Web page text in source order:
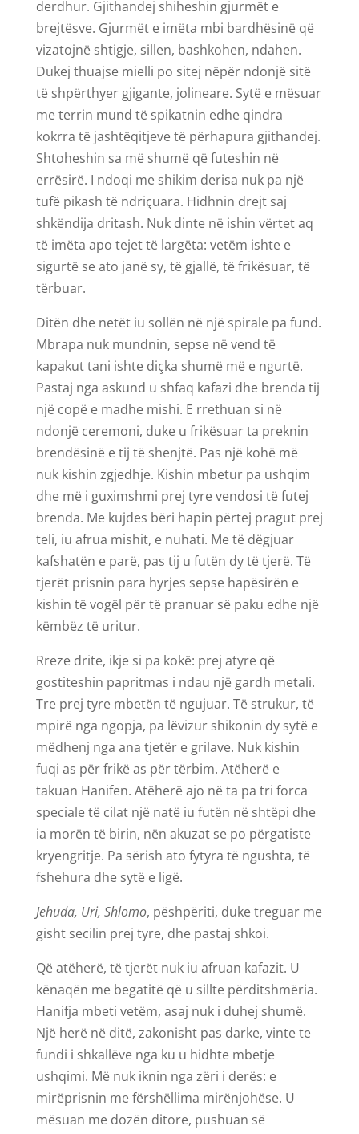
derdhur. Gjithandej shiheshin gjurmët e
brejtësve. Gjurmët e imëta mbi bardhësinë që
vizatojnë shtigje, sillen, bashkohen, ndahen.
Dukej thuajse mielli po sitej nëpër ndonjë sitë
të shpërthyer gjigante, jolineare. Sytë e mësuar
me terrin mund të spikatnin edhe qindra
kokrra të jashtëqitjeve të përhapura gjithandej.
Shtoheshin sa më shumë që futeshin në
errësirë. I ndoqi me shikim derisa nuk pa një
tufë pikash të ndriçuara. Hidhnin drejt saj
shkëndija dritash. Nuk dinte në ishin vërtet aq
të imëta apo tejet të largëta: vetëm ishte e
sigurtë se ato janë sy, të gjallë, të frikësuar, të
tërbuar.
Ditën dhe netët iu sollën në një spirale pa fund.
Mbrapa nuk mundnin, sepse në vend të
kapakut tani ishte diçka shumë më e ngurtë.
Pastaj nga askund u shfaq kafazi dhe brenda tij
një copë e madhe mishi. E rrethuan si në
ndonjë ceremoni, duke u frikësuar ta preknin
brendësinë e tij të shenjtë. Pas një kohë më
nuk kishin zgjedhje. Kishin mbetur pa ushqim
dhe më i guximshmi prej tyre vendosi të futej
brenda. Me kujdes bëri hapin përtej pragut prej
teli, iu afrua mishit, e nuhati. Me të dëgjuar
kafshatën e parë, pas tij u futën dy të tjerë. Të
tjerët prisnin para hyrjes sepse hapësirën e
kishin të vogël për të pranuar së paku edhe një
këmbëz të uritur.
Rreze drite, ikje si pa kokë: prej atyre që
gostiteshin papritmas i ndau një gardh metali.
Tre prej tyre mbetën të ngujuar. Të strukur, të
mpirë nga ngopja, pa lëvizur shikonin dy sytë e
mëdhenj nga ana tjetër e grilave. Nuk kishin
fuqi as për frikë as për tërbim. Atëherë e
takuan Hanifen. Atëherë ajo në ta pa tri forca
speciale të cilat një natë iu futën në shtëpi dhe
ia morën të birin, nën akuzat se po përgatiste
kryengritje. Pa sërish ato fytyra të ngushta, të
fshehura dhe sytë e ligë.
Jehuda, Uri, Shlomo, pëshpëriti, duke treguar me
gisht secilin prej tyre, dhe pastaj shkoi.
Që atëherë, të tjerët nuk iu afruan kafazit. U
kënaqën me begatitë që u sillte përditshmëria.
Hanifja mbeti vetëm, asaj nuk i duhej shumë.
Një herë në ditë, zakonisht pas darke, vinte te
fundi i shkallëve nga ku u hidhte mbetje
ushqimi. Më nuk iknin nga zëri i derës: e
mirëprisnin me fërshëllima mirënjohëse. U
mësuan me dozën ditore, pushuan së